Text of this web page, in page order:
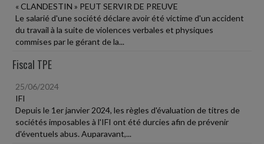
« CLANDESTIN » PEUT SERVIR DE PREUVE
Le salarié d'une société déclare avoir été victime d'un accident
du travail à la suite de violences verbales et physiques
commises par le gérant de la...
Fiscal TPE
25/06/2024
IFI
Depuis le 1er janvier 2024, les règles d'évaluation de titres de
sociétés imposables à l'IFI ont été durcies afin de prévenir
d'éventuels abus. Auparavant,...